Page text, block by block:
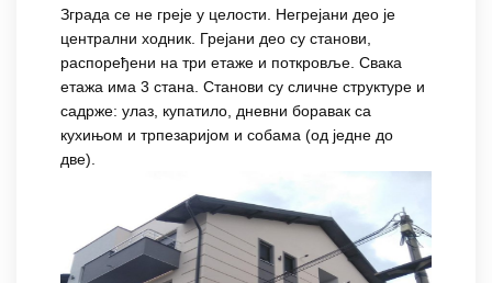
Зграда се не греје у целости. Негрејани део је
централни ходник. Грејани део су станови,
распоређени на три етаже и поткровље. Свака
етажа има 3 стана. Станови су сличне структуре и
садрже: улаз, купатило, дневни боравак са
кухињом и трпезаријом и собама (од једне до
две).